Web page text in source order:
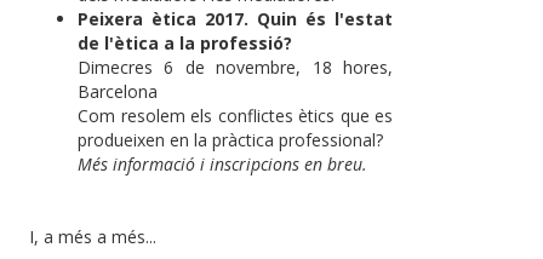
Peixera ètica 2017. Quin és l'estat
de l'ètica a la professió?
​Dimecres 6 de novembre, 18 hores,
Barcelona
Com resolem els conflictes ètics que es
produeixen en la pràctica professional?
Més informació i inscripcions en breu.
I, a més a més...